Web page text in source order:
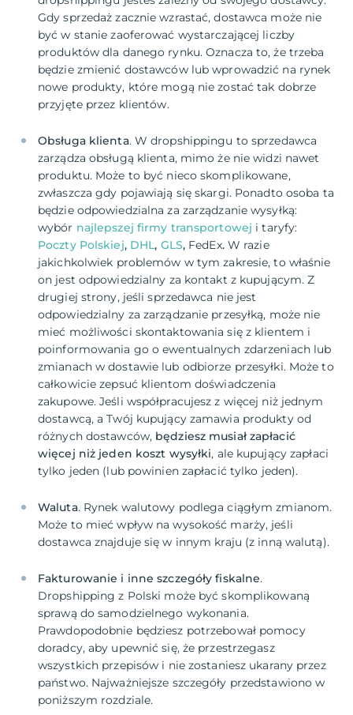
Gdy sprzedaż zacznie wzrastać, dostawca może nie
być w stanie zaoferować wystarczającej liczby
produktów dla danego rynku. Oznacza to, że trzeba
będzie zmienić dostawców lub wprowadzić na rynek
nowe produkty, które mogą nie zostać tak dobrze
przyjęte przez klientów.
Obsługa klienta. W dropshippingu to sprzedawca
zarządza obsługą klienta, mimo że nie widzi nawet
produktu. Może to być nieco skomplikowane,
zwłaszcza gdy pojawiają się skargi. Ponadto osoba ta
będzie odpowiedzialna za zarządzanie wysyłką:
wybór najlepszej firmy transportowej i taryfy:
Poczty Polskiej, DHL, GLS, FedEx. W razie
jakichkolwiek problemów w tym zakresie, to właśnie
on jest odpowiedzialny za kontakt z kupującym. Z
drugiej strony, jeśli sprzedawca nie jest
odpowiedzialny za zarządzanie przesyłką, może nie
mieć możliwości skontaktowania się z klientem i
poinformowania go o ewentualnych zdarzeniach lub
zmianach w dostawie lub odbiorze przesyłki. Może to
całkowicie zepsuć klientom doświadczenia
zakupowe. Jeśli współpracujesz z więcej niż jednym
dostawcą, a Twój kupujący zamawia produkty od
różnych dostawców, będziesz musiał zapłacić
więcej niż jeden koszt wysyłki, ale kupujący zapłaci
Waluta. Rynek walutowy podlega ciągłym zmianom.
Może to mieć wpływ na wysokość marży, jeśli
dostawca znajduje się w innym kraju (z inną walutą).
Fakturowanie i inne szczegóły fiskalne.
Dropshipping z Polski może być skomplikowaną
sprawą do samodzielnego wykonania.
Prawdopodobnie będziesz potrzebował pomocy
doradcy, aby upewnić się, że przestrzegasz
wszystkich przepisów i nie zostaniesz ukarany przez
państwo. Najważniejsze szczegóły przedstawiono w
poniższym rozdziale.